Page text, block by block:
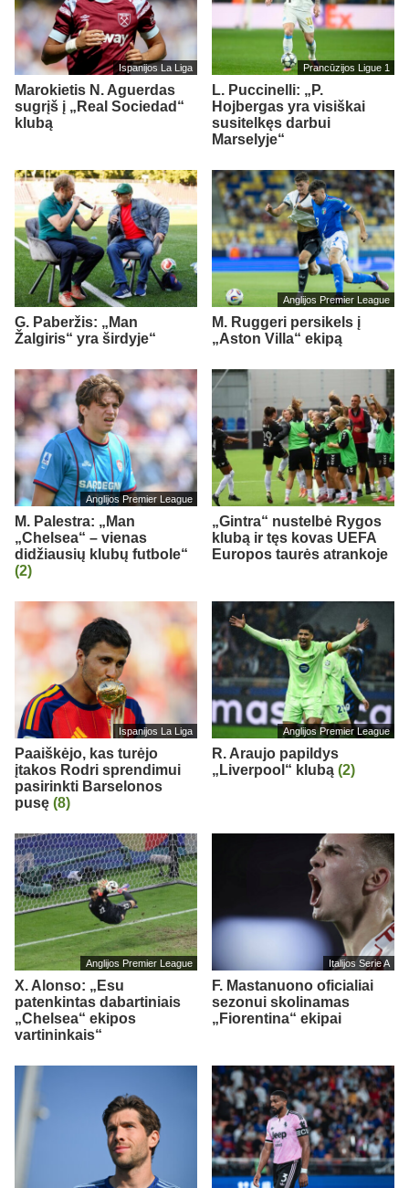
Ispanijos La Liga
Marokietis N. Aguerdas
sugrįš į „Real Sociedad“
klubą
Prancūzijos Ligue 1
L. Puccinelli: „P.
Hojbergas yra visiškai
susitelkęs darbui
Marselyje“
G. Paberžis: „Man
Žalgiris“ yra širdyje“
Anglijos Premier League
M. Ruggeri persikels į
„Aston Villa“ ekipą
Anglijos Premier League
M. Palestra: „Man
„Chelsea“ – vienas
didžiausių klubų futbole“
(2)
„Gintra“ nustelbė Rygos
klubą ir tęs kovas UEFA
Europos taurės atrankoje
Ispanijos La Liga
Paaiškėjo, kas turėjo
įtakos Rodri sprendimui
pasirinkti Barselonos
pusę (8)
Anglijos Premier League
R. Araujo papildys
„Liverpool“ klubą (2)
Anglijos Premier League
X. Alonso: „Esu
patenkintas dabartiniais
„Chelsea“ ekipos
vartininkais“
Italijos Serie A
F. Mastanuono oficialiai
sezonui skolinamas
„Fiorentina“ ekipai